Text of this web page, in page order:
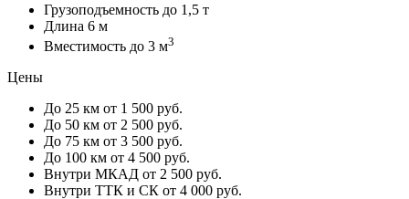
Грузоподъемность до 1,5 т
Длина 6 м
Вместимость до 3 м3
Цены
До 25 км от 1 500 руб.
До 50 км от 2 500 руб.
До 75 км от 3 500 руб.
До 100 км от 4 500 руб.
Внутри МКАД от 2 500 руб.
Внутри ТТК и СК от 4 000 руб.